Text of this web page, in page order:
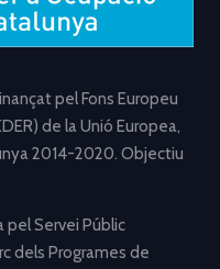
pel Fons Europeu
de la Unió Europea,
2014-2020. Objectiu
Servei Públic
dels Programes de